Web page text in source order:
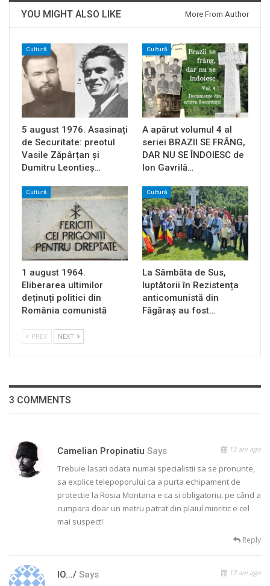
YOU MIGHT ALSO LIKE More From Author
Cultură
5 august 1976. Asasinați
de Securitate: preotul
Vasile Zăpârțan și
Dumitru Leontieș…
Cultură
A apărut volumul 4 al
seriei BRAZII SE FRÂNG,
DAR NU SE ÎNDOIESC de
Ion Gavrilă…
Cultură
1 august 1964.
Eliberarea ultimilor
deținuți politici din
România comunistă
Cultură
La Sâmbăta de Sus,
luptătorii în Rezistența
anticomunistă din
Făgăraș au fost…
PREV NEXT
3 COMMENTS
Camelian Propinatiu Says 13 ani ago
Trebuie lasati odata numai specialistii sa se pronunte,
sa explice telepoporului ca a purta echipament de
protectie la Rosia Montana e ca si obligatoriu, pe când a
cumpara doar un metru patrat din plaiul mioritic e cel
mai suspect!
Reply
IO.../ Says 13 ani ago